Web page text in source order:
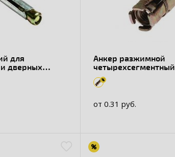
для
дверных
Анкер разжимной
четырехсегментный
от 0.31 руб.